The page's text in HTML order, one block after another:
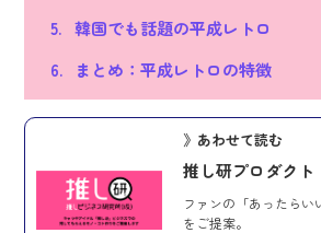
韓国でも話題の平成レトロ
まとめ：平成レトロの特徴
》あわせて読む
推し研プロダクト
ファンの「あったらい
をご提案。